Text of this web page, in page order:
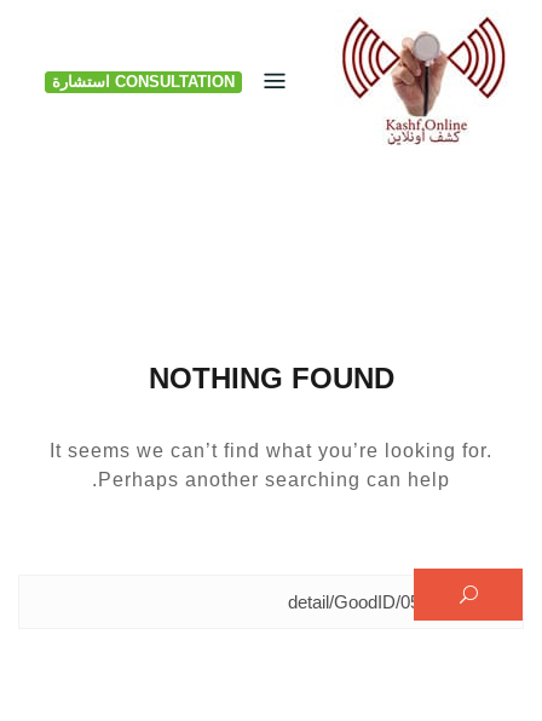
Skip
content
CONSULTATION استشارة
NOTHING FOUND
It seems we can’t find what you’re looking for.
Perhaps another searching can help.
البحث عن: